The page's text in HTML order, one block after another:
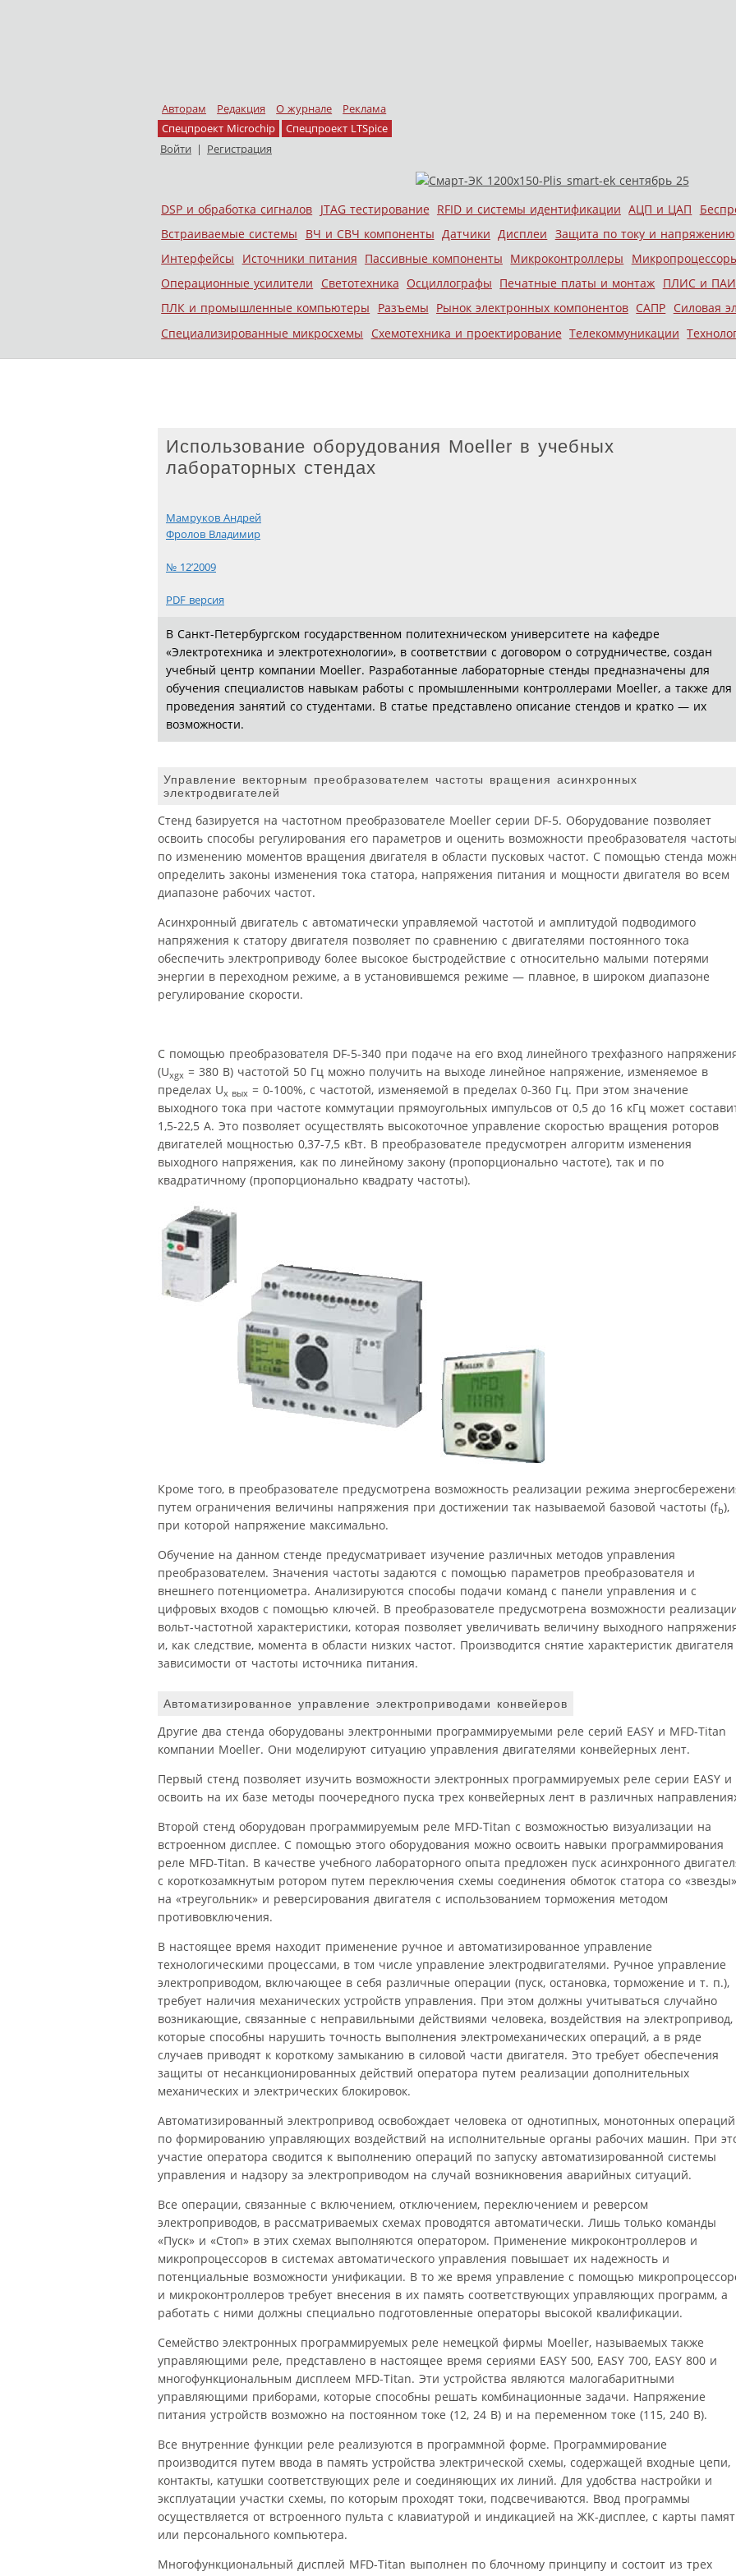
Авторам Редакция О журнале
Реклама
Спецпроект Microchip
Спецпроект LTSpice
Войти | Регистрация
Меню
Skip to content
DSP и обработка сигналов JTAG тестирование RFID и системы идентификации АЦП и ЦАП
Встраиваемые системы
ВЧ и СВЧ компоненты Датчики Дисплеи Защита по току и напряжению
Интерфейсы
Источники питания Пассивные компоненты Микроконтроллеры
Операционные усилители
Светотехника Осциллографы Печатные платы и монтаж ПЛИС и
ПЛК и промышленные компьютеры
Разъемы Рынок электронных компонентов САПР Силовая
Специализированные микросхемы
Схемотехника и проектирование Телекоммуникации
Использование оборудования Moeller в учебных
лабораторных стендах
Мамруков Андрей
Фролов Владимир
№ 12’2009
PDF версия
В Санкт-Петербургском государственном политехническом университете на кафедре
«Электротехника и электротехнологии», в соответствии с договором о сотрудничестве, создан
учебный центр компании Moeller. Разработанные лабораторные стенды предназначены для
обучения специалистов навыкам работы с промышленными контроллерами Moeller, а также для
проведения занятий со студентами. В статье представлено описание стендов и кратко — их
возможности.
Управление векторным преобразователем частоты вращения асинхронных
электродвигателей
Стенд базируется на частотном преобразователе Moeller серии DF-5. Оборудование позволяет
освоить способы регулирования его параметров и оценить возможности преобразователя частоты
по изменению моментов вращения двигателя в области пусковых частот. С помощью стенда
определить законы изменения тока статора, напряжения питания и мощности двигателя во всем
диапазоне рабочих частот.
Асинхронный двигатель с автоматически управляемой частотой и амплитудой подводимого
напряжения к статору двигателя позволяет по сравнению с двигателями постоянного тока
обеспечить электроприводу более высокое быстродействие с относительно малыми потерями
энергии в переходном режиме, а в установившемся режиме — плавное, в широком диапазоне
регулирование скорости.
С помощью преобразователя DF-5-340 при подаче на его вход линейного трехфазного
(Uxgx = 380 В) частотой 50 Гц можно получить на выходе линейное напряжение, изменяемое в
пределах Ux вых = 0-100%, с частотой, изменяемой в пределах 0-360 Гц. При этом значение
выходного тока при частоте коммутации прямоугольных импульсов от 0,5 до 16 кГц может
1,5-22,5 A. Это позволяет осуществлять высокоточное управление скоростью вращения роторов
двигателей мощностью 0,37-7,5 кВт. В преобразователе предусмотрен алгоритм изменения
выходного напряжения, как по линейному закону (пропорционально частоте), так и по
квадратичному (пропорционально квадрату частоты).
Кроме того, в преобразователе предусмотрена возможность реализации режима
путем ограничения величины напряжения при достижении так называемой базовой частоты (fb),
при которой напряжение максимально.
Обучение на данном стенде предусматривает изучение различных методов управления
преобразователем. Значения частоты задаются с помощью параметров преобразователя и
внешнего потенциометра. Анализируются способы подачи команд с панели управления и с
цифровых входов с помощью ключей. В преобразователе предусмотрена возможности
вольт-частотной характеристики, которая позволяет увеличивать величину выходного
и, как следствие, момента в области низких частот. Производится снятие характеристик
зависимости от частоты источника питания.
Автоматизированное управление электроприводами конвейеров
Другие два стенда оборудованы электронными программируемыми реле серий EASY и MFD-Titan
компании Moeller. Они моделируют ситуацию управления двигателями конвейерных лент.
Первый стенд позволяет изучить возможности электронных программируемых реле серии EASY и
освоить на их базе методы поочередного пуска трех конвейерных лент в различных
Второй стенд оборудован программируемым реле MFD-Titan с возможностью визуализации на
встроенном дисплее. С помощью этого оборудования можно освоить навыки программирования
реле MFD-Titan. В качестве учебного лабораторного опыта предложен пуск асинхронного
с короткозамкнутым ротором путем переключения схемы соединения обмоток статора со «звезды»
на «треугольник» и реверсирования двигателя с использованием торможения методом
противовключения.
В настоящее время находит применение ручное и автоматизированное управление
технологическими процессами, в том числе управление электродвигателями. Ручное управление
электроприводом, включающее в себя различные операции (пуск, остановка, торможение и т. п.),
требует наличия механических устройств управления. При этом должны учитываться случайно
возникающие, связанные с неправильными действиями человека, воздействия на электропривод,
которые способны нарушить точность выполнения электромеханических операций, а в ряде
случаев приводят к короткому замыканию в силовой части двигателя. Это требует обеспечения
защиты от несанкционированных действий оператора путем реализации дополнительных
механических и электрических блокировок.
Автоматизированный электропривод освобождает человека от однотипных, монотонных операций
по формированию управляющих воздействий на исполнительные органы рабочих машин. При
участие оператора сводится к выполнению операций по запуску автоматизированной системы
управления и надзору за электроприводом на случай возникновения аварийных ситуаций.
Все операции, связанные с включением, отключением, переключением и реверсом
электроприводов, в рассматриваемых схемах проводятся автоматически. Лишь только команды
«Пуск» и «Стоп» в этих схемах выполняются оператором. Применение микроконтроллеров и
микропроцессоров в системах автоматического управления повышает их надежность и
потенциальные возможности унификации. В то же время управление с помощью
и микроконтроллеров требует внесения в их память соответствующих управляющих программ, а
работать с ними должны специально подготовленные операторы высокой квалификации.
Семейство электронных программируемых реле немецкой фирмы Moeller, называемых также
управляющими реле, представлено в настоящее время сериями EASY 500, EASY 700, EASY 800 и
многофункциональным дисплеем MFD-Titan. Эти устройства являются малогабаритными
управляющими приборами, которые способны решать комбинационные задачи. Напряжение
питания устройств возможно на постоянном токе (12, 24 В) и на переменном токе (115, 240 В).
Все внутренние функции реле реализуются в программной форме. Программирование
производится путем ввода в память устройства электрической схемы, содержащей входные цепи,
контакты, катушки соответствующих реле и соединяющих их линий. Для удобства настройки и
эксплуатации участки схемы, по которым проходят токи, подсвечиваются. Ввод программы
осуществляется от встроенного пульта с клавиатурой и индикацией на ЖК-дисплее, с карты
или персонального компьютера.
Многофункциональный дисплей MFD-Titan выполнен по блочному принципу и состоит из трех